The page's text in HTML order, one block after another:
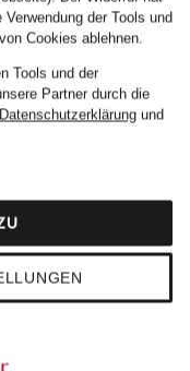
Nike
ZOOM BELLA 7
89,99 €
der Tools und
Cookies ablehnen.
Tools und der
Partner durch die
Datenschutzerklärungund